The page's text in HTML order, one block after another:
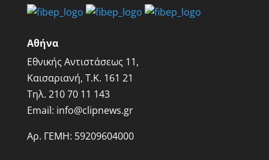
Αθήνα
Εθνικής Αντιστάσεως 11,
Καισαριανή, Τ.Κ. 161 21
Τηλ. 210 70 11 143
Email: info@clipnews.gr
Αρ. ΓΕΜΗ: 59209604000